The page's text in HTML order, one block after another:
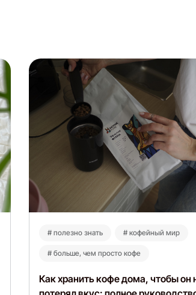
# полезно знать # кофейный мир
# больше, чем просто кофе
Как хранить кофе дома, чтобы он